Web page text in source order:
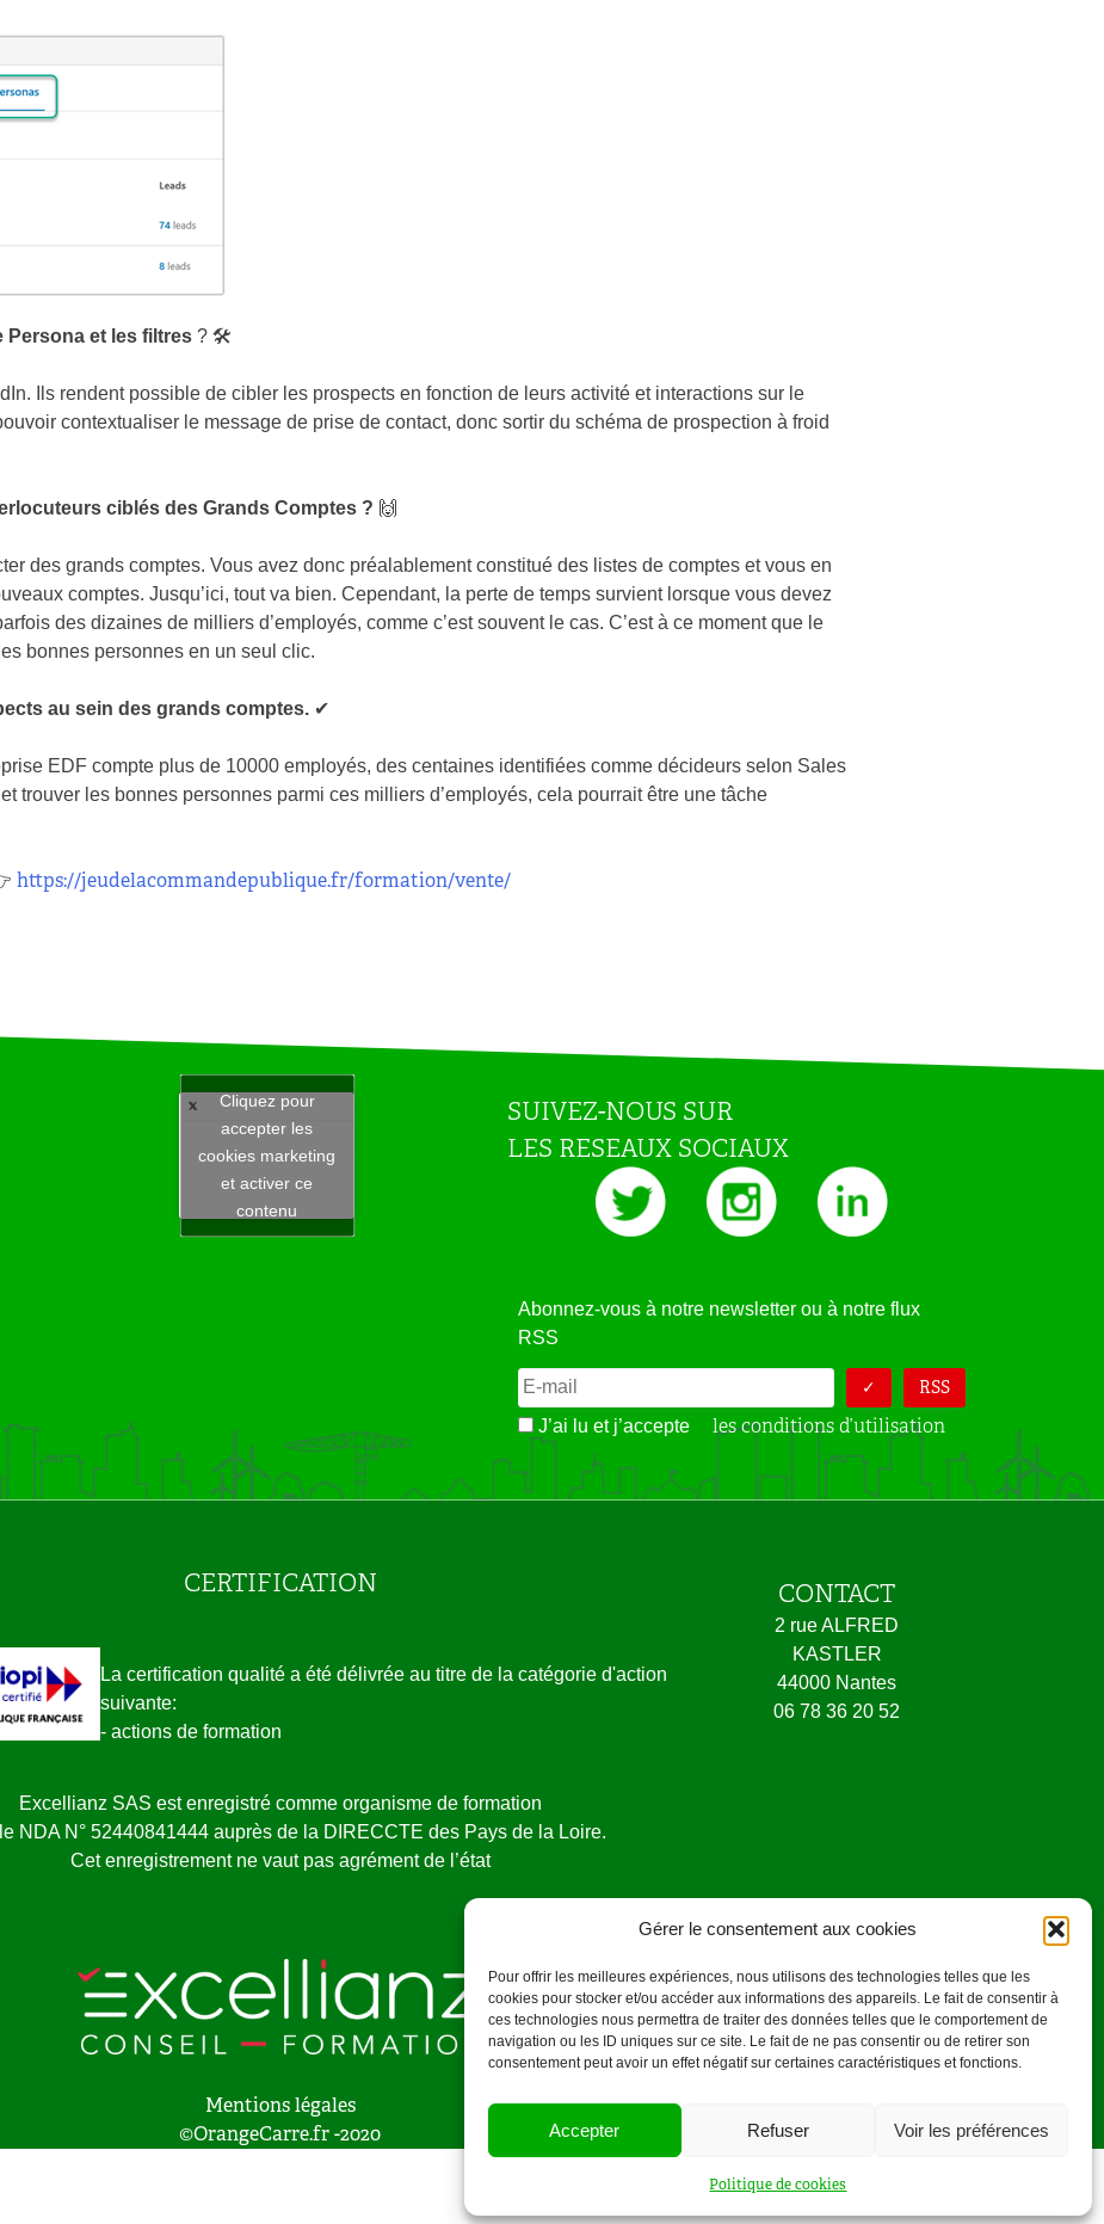
Gérer le consentement aux cookies
Pour offrir les meilleures expériences, nous utilisons des technologies telles que les
cookies pour stocker et/ou accéder aux informations des appareils. Le fait de consentir à
ces technologies nous permettra de traiter des données telles que le comportement de
navigation ou les ID uniques sur ce site. Le fait de ne pas consentir ou de retirer son
consentement peut avoir un effet négatif sur certaines caractéristiques et fonctions.
Accepter Refuser Voir les préférences
Politique de cookies
Persona et les filtres ? 🛠
Ils rendent possible de cibler les prospects en fonction de leurs activité et interactions sur le
contextualiser le message de prise de contact, donc sortir du schéma de prospection à froid
ciblés des Grands Comptes ? 🙌
des grands comptes. Vous avez donc préalablement constitué des listes de comptes et vous en
comptes. Jusqu’ici, tout va bien. Cependant, la perte de temps survient lorsque vous devez
des dizaines de milliers d’employés, comme c’est souvent le cas. C’est à ce moment que le
bonnes personnes en un seul clic.
au sein des grands comptes. ✔
EDF compte plus de 10000 employés, des centaines identifiées comme décideurs selon Sales
trouver les bonnes personnes parmi ces milliers d’employés, cela pourrait être une tâche
https://jeudelacommandepublique.fr/formation/vente/
Tweets by JeuAchat
Cliquez pour
accepter les
cookies marketing
et activer ce
contenu
SUIVEZ-NOUS SUR
LES RESEAUX SOCIAUX
Abonnez-vous à notre newsletter ou à notre flux
RSS
RSS
J’ai lu et j’accepte les conditions d’utilisation
CERTIFICATION
La certification qualité a été délivrée au titre de la catégorie d'action
suivante:
- actions de formation
Excellianz SAS est enregistré comme organisme de formation
NDA N° 52440841444 auprès de la DIRECCTE des Pays de la Loire.
Cet enregistrement ne vaut pas agrément de l’état
Mentions légales
©OrangeCarre.fr -2020
CONTACT
2 rue ALFRED
KASTLER
44000 Nantes
06 78 36 20 52